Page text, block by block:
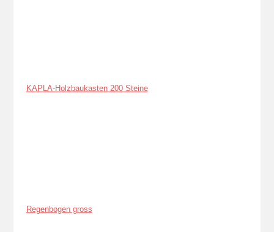
KAPLA-Holzbaukasten 200 Steine
Regenbogen gross